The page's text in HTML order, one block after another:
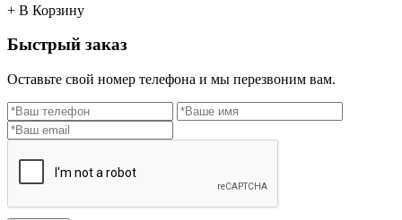
+ В Корзину
Быстрый заказ
Оставьте свой номер телефона и мы перезвоним вам.